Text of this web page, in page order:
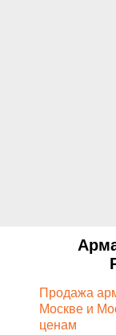
Продажа
Москве и
ценам